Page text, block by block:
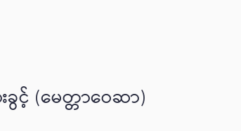
င့် (မေတ္တာဝေဆာ)